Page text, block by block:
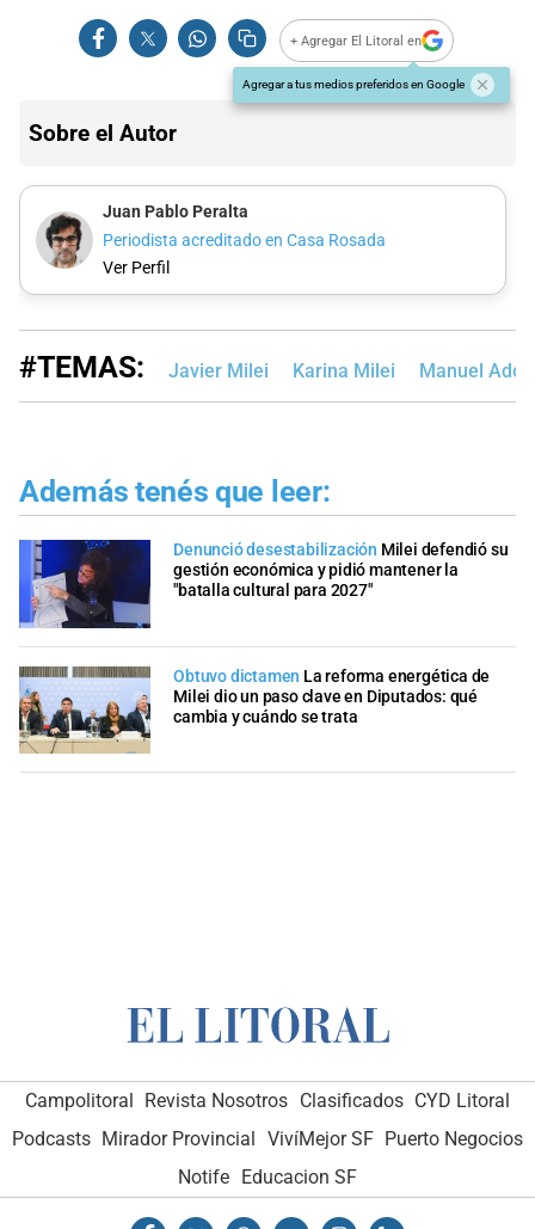
+ Agregar El Litoral en
Agregar a tus medios preferidos en Google
Sobre el Autor
Juan Pablo Peralta
Periodista acreditado en Casa Rosada
Ver Perfil
#TEMAS: Javier Milei Karina Milei Manuel
Además tenés que leer:
Denunció desestabilización Milei defendió su
gestión económica y pidió mantener la
"batalla cultural para 2027"
Obtuvo dictamen La reforma energética de
Milei dio un paso clave en Diputados: qué
cambia y cuándo se trata
Campolitoral Revista Nosotros Clasificados CYD Litoral
Podcasts Mirador Provincial VivíMejor SF Puerto Negocios
Notife Educacion SF